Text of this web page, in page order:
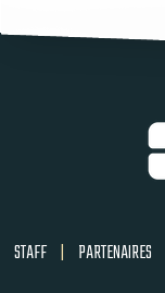
STAFF | PARTENAIRES